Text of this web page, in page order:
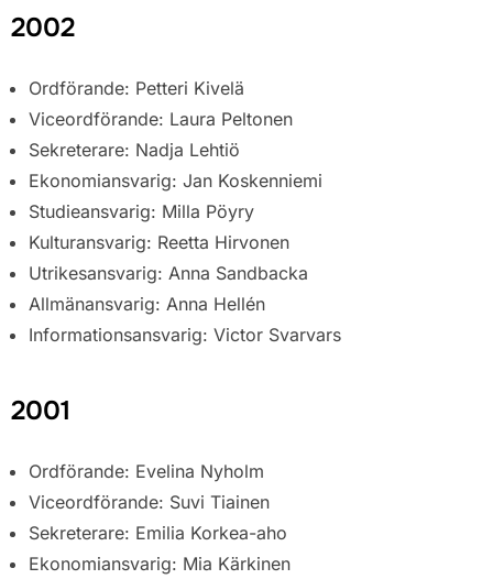
2002
Ordförande: Petteri Kivelä
Viceordförande: Laura Peltonen
Sekreterare: Nadja Lehtiö
Ekonomiansvarig: Jan Koskenniemi
Studieansvarig: Milla Pöyry
Kulturansvarig: Reetta Hirvonen
Utrikesansvarig: Anna Sandbacka
Allmänansvarig: Anna Hellén
Informationsansvarig: Victor Svarvars
2001
Ordförande: Evelina Nyholm
Viceordförande: Suvi Tiainen
Sekreterare: Emilia Korkea-aho
Ekonomiansvarig: Mia Kärkinen